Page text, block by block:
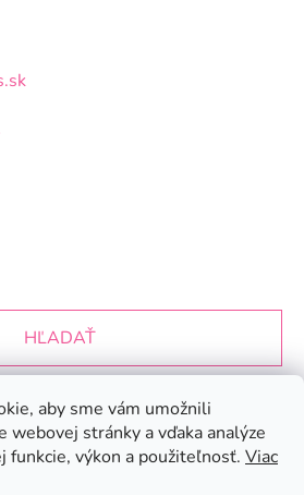
aby sme vám umožnili
webovej stránky a vďaka analýze
funkcie, výkon a použiteľnosť. Viac
HĽADAŤ
platby